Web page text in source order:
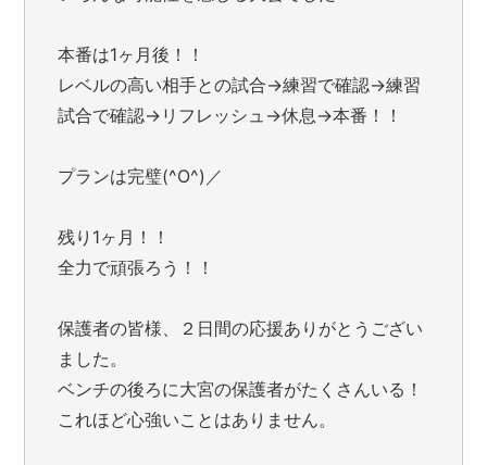
本番は1ヶ月後！！
レベルの高い相手との試合→練習で確認→練習
試合で確認→リフレッシュ→休息→本番！！
プランは完璧(^O^)／
残り1ヶ月！！
全力で頑張ろう！！
保護者の皆様、２日間の応援ありがとうござい
ました。
ベンチの後ろに大宮の保護者がたくさんいる！
これほど心強いことはありません。